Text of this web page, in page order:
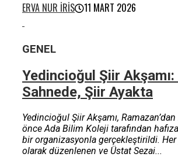
ERVA NUR İRIS 11 MART 2026
GENEL
Yedincioğul Şiir
Sahnede, Şiir Ayakta
Yedincioğul Şiir Akşamı,
önce Ada Bilim Koleji tarafından
bir organizasyonla gerçekleştirildi. Her
olarak düzenlenen ve Üstat Sezai...